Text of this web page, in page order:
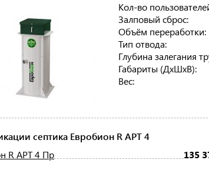
Кол-во
Залповый сброс:
Объём переработки:
Тип отвода:
Глубина залегания
Габариты (ДхШхВ):
Вес:
септика Евробион R АРТ 4
R АРТ 4 Пр
135